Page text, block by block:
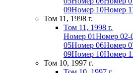
09Номер 10Номер
Том 11, 1998 г.
Том 11, 1998 г.
Номер 01Номер 02-
05Номер 06Номер
09Номер 10Номер
Том 10, 1997 г.